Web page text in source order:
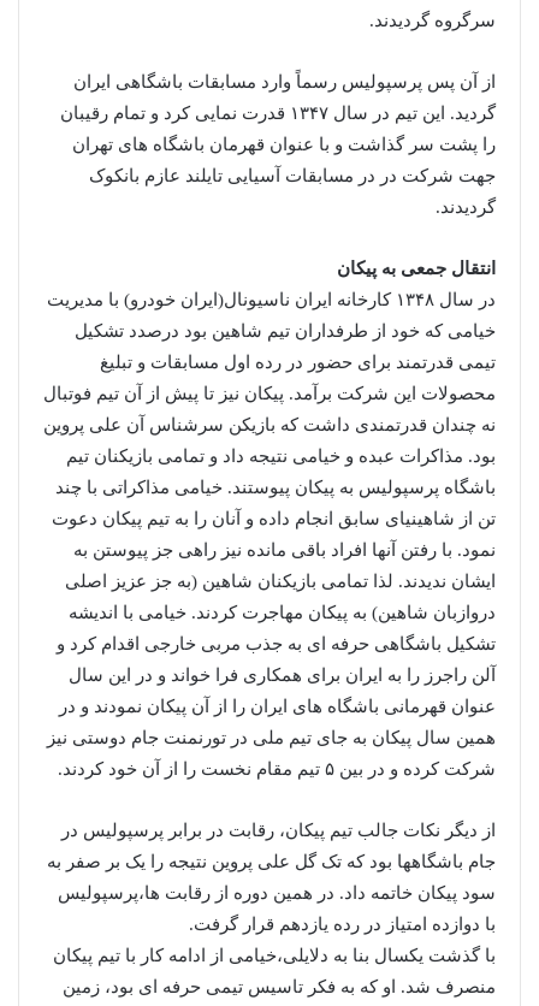
سرگروه گردیدند.
از آن پس پرسپولیس رسماً وارد مسابقات باشگاهی ایران
گردید. این تیم در سال ۱۳۴۷ قدرت نمایی کرد و تمام رقیبان
را پشت سر گذاشت و با عنوان قهرمان باشگاه های تهران
جهت شرکت در در مسابقات آسیایی تایلند عازم بانکوک
گردیدند.
انتقال جمعی به پیکان
در سال ۱۳۴۸ کارخانه ایران ناسیونال(ایران خودرو) با مدیریت
خیامی که خود از طرفداران تیم شاهین بود درصدد تشکیل
تیمی قدرتمند برای حضور در رده اول مسابقات و تبلیغ
محصولات این شرکت برآمد. پیکان نیز تا پیش از آن تیم فوتبال
نه چندان قدرتمندی داشت که بازیکن سرشناس آن علی پروین
بود. مذاکرات عبده و خیامی نتیجه داد و تمامی بازیکنان تیم
باشگاه پرسپولیس به پیکان پیوستند. خیامی مذاکراتی با چند
تن از شاهینیای سابق انجام داده و آنان را به تیم پیکان دعوت
نمود. با رفتن آنها افراد باقی مانده نیز راهی جز پیوستن به
ایشان ندیدند. لذا تمامی بازیکنان شاهین (به جز عزیز اصلی
دروازبان شاهین) به پیکان مهاجرت کردند. خیامی با اندیشه
تشکیل باشگاهی حرفه ای به جذب مربی خارجی اقدام کرد و
آلن راجرز را به ایران برای همکاری فرا خواند و در این سال
عنوان قهرمانی باشگاه های ایران را از آن پیکان نمودند و در
همین سال پیکان به جای تیم ملی در تورنمنت جام دوستی نیز
شرکت کرده و در بین ۵ تیم مقام نخست را از آن خود کردند.
از دیگر نکات جالب تیم پیکان، رقابت در برابر پرسپولیس در
جام باشگاهها بود که تک گل علی پروین نتیجه را یک بر صفر به
سود پیکان خاتمه داد. در همین دوره از رقابت ها،پرسپولیس
با دوازده امتیاز در رده یازدهم قرار گرفت.
با گذشت یکسال بنا به دلایلی،خیامی از ادامه کار با تیم پیکان
منصرف شد. او که به فکر تاسیس تیمی حرفه ای بود، زمین